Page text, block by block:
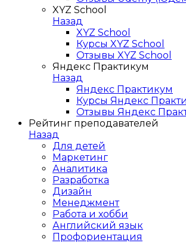
XYZ School
Назад
XYZ School
Курсы XYZ School
Отзывы XYZ School
Яндекс Практикум
Назад
Яндекс Практикум
Курсы Яндекс
Отзывы Яндекс
Рейтинг преподавателей
Назад
Для детей
Маркетинг
Аналитика
Разработка
Дизайн
Менеджмент
Работа и хобби
Английский язык
Профориентация